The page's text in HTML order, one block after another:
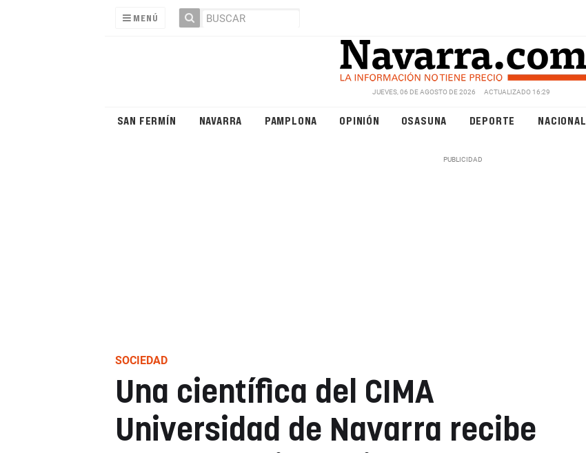
MENÚ
JUEVES, 06 DE AGOSTO DE 2026 ACTUALIZADO 16:29
SAN FERMÍN NAVARRA PAMPLONA OPINIÓN OSASUNA DEPORTE NACIONAL
SOCIEDAD
Una científica del CIMA
Universidad de Navarra recibe